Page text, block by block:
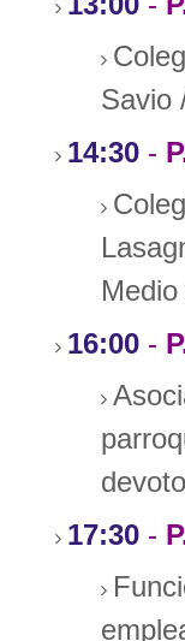
Savio
14:30 -
Medio
16:00 -
17:30 -